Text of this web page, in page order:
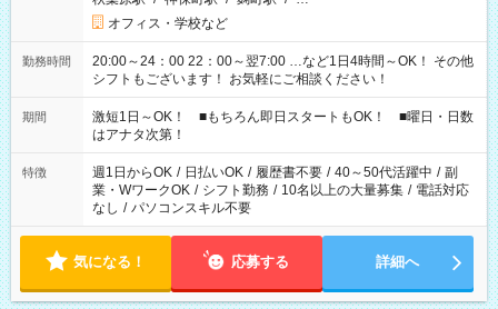
オフィス・学校など
勤務時間
20:00～24：00 22：00～翌7:00 …など1日4時間～OK！ その他
シフトもございます！ お気軽にご相談ください！
期間
激短1日～OK！ ■もちろん即日スタートもOK！ ■曜日・日数
はアナタ次第！
特徴 週1日からOK / 日払いOK / 履歴書不要 / 40～50代活躍中 / 副
業・WワークOK / シフト勤務 / 10名以上の大量募集 / 電話対応
なし / パソコンスキル不要
気になる！ 応募する 詳細へ